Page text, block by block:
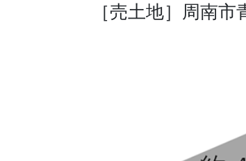
［売土地］周南